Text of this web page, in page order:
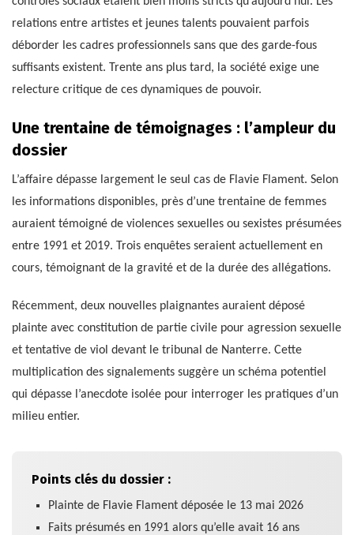
relations entre artistes et jeunes talents pouvaient parfois
déborder les cadres professionnels sans que des garde-fous
suffisants existent. Trente ans plus tard, la société exige une
relecture critique de ces dynamiques de pouvoir.
Une trentaine de témoignages : l’ampleur du
dossier
L’affaire dépasse largement le seul cas de Flavie Flament. Selon
les informations disponibles, près d’une trentaine de femmes
auraient témoigné de violences sexuelles ou sexistes présumées
entre 1991 et 2019. Trois enquêtes seraient actuellement en
cours, témoignant de la gravité et de la durée des allégations.
Récemment, deux nouvelles plaignantes auraient déposé
plainte avec constitution de partie civile pour agression sexuelle
et tentative de viol devant le tribunal de Nanterre. Cette
multiplication des signalements suggère un schéma potentiel
qui dépasse l’anecdote isolée pour interroger les pratiques d’un
milieu entier.
Points clés du dossier :
Plainte de Flavie Flament déposée le 13 mai 2026
Faits présumés en 1991 alors qu’elle avait 16 ans